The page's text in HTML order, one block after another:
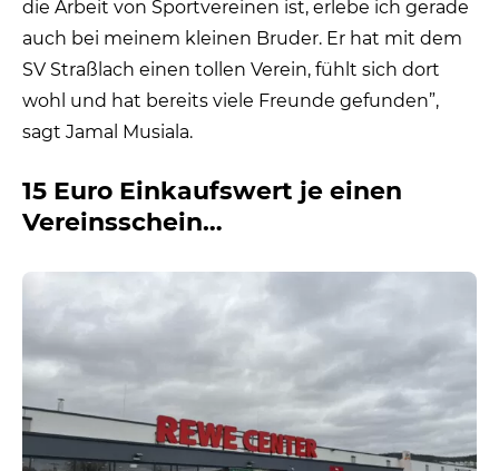
die Arbeit von Sportvereinen ist, erlebe ich gerade
auch bei meinem kleinen Bruder. Er hat mit dem
SV Straßlach einen tollen Verein, fühlt sich dort
wohl und hat bereits viele Freunde gefunden”,
sagt Jamal Musiala.
15 Euro Einkaufswert je einen
Vereinsschein…